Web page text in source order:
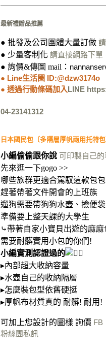
最新禮贈品推薦
● 批發及公司團體大量訂做
● 少量客制化 請直接網路下單
● 詢價&傳圖 mail：
● Line生活圈 ID:@dzw3174o
● 透過行動條碼加入LINE
04-23141312
日本國民包〔多隔層厚帆兩用托特
小編偷偷跟你說 可印製自己
先來逛一下gogo >>
哪些族群更適合駕馭這款包
趕著帶著文件開會的上班族
遛狗需要帶狗狗水壺、撿便
準備要上整天課的大學生
⤷帶著自家小寶貝出遊的麻麻
需要耐髒實用小包的你們!
小編實測認證過的
▸內部超大收納容量
▸水壺自己的收納隔層
▸怎麼裝包型依舊硬挺
▸厚帆布材質真的 耐髒! 耐用!
可加上您設計的圖樣 詢價 FB
粉絲團私訊